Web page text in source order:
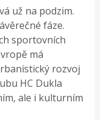
už na podzim.
fáze.
sportovních
má
rozvoj
HC Dukla
ale i kulturním